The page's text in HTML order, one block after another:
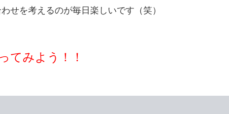
せを考えるのが毎日楽しいです（笑）
てみよう！！